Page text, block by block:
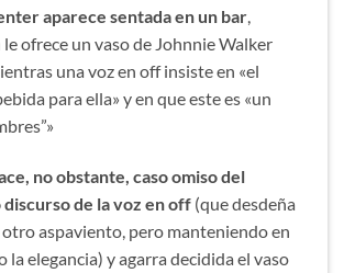
aparece sentada en un bar,
ofrece un vaso de Johnnie Walker
una voz en off insiste en «el
para ella» y en que este es «un
no obstante, caso omiso del
de la voz en off (que desdeña
aspaviento, pero manteniendo en
elegancia) y agarra decidida el vaso